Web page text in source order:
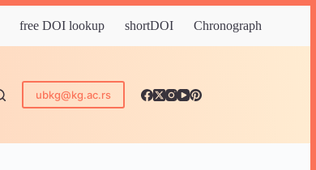
free DOI lookup shortDOI Chronograph
ubkg@kg.ac.rs